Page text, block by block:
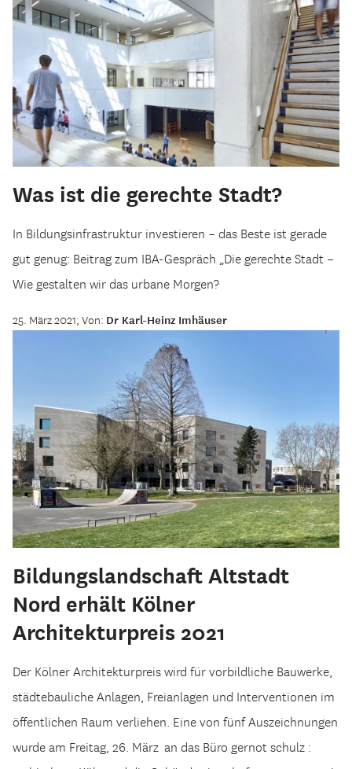
Was ist die gerechte Stadt?
In Bildungsinfrastruktur investieren – das Beste ist gerade
gut genug: Beitrag zum IBA-Gespräch „Die gerechte Stadt –
Wie gestalten wir das urbane Morgen?
25. März 2021; Von: Dr Karl-Heinz Imhäuser
Bildungslandschaft Altstadt
Nord erhält Kölner
Architekturpreis 2021
Der Kölner Architekturpreis wird für vorbildliche Bauwerke,
städtebauliche Anlagen, Freianlagen und Interventionen im
öffentlichen Raum verliehen. Eine von fünf Auszeichnungen
wurde am Freitag, 26. März an das Büro gernot schulz :